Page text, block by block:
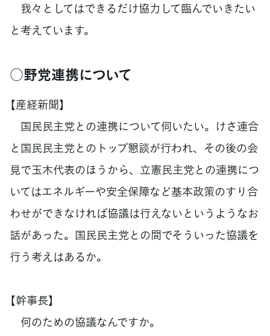
我々としてはできるだけ協力して臨んでいきたい
と考えています。
○野党連携について
【産経新聞】
国民民主党との連携について伺いたい。けさ連合
と国民民主党とのトップ懇談が行われ、その後の会
見で玉木代表のほうから、立憲民主党との連携につ
いてはエネルギーや安全保障など基本政策のすり合
わせができなければ協議は行えないというようなお
話があった。国民民主党との間でそういった協議を
行う考えはあるか。
【幹事長】
何のための協議なんですか。